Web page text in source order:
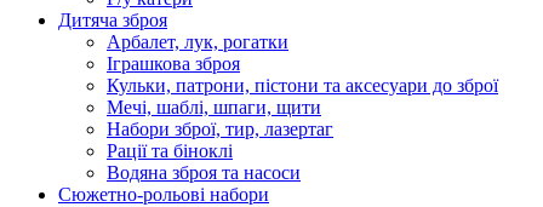
Дитяча зброя
Арбалет, лук, рогатки
Іграшкова зброя
Кульки, патрони, пістони та аксесуари до зброї
Мечі, шаблі, шпаги, щити
Набори зброї, тир, лазертаг
Рації та біноклі
Водяна зброя та насоси
Сюжетно-рольові набори